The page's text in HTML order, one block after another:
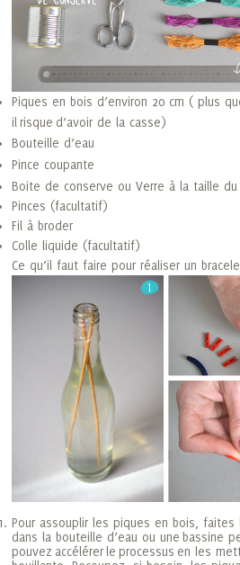
Piques en bois d’environ 20 cm ( plus
ilrisque d’avoir de la casse)
Bouteille d’eau
Pince coupante
Boite de conserve ou Verre à la taille
Pinces (facultatif)
Fil à broder
Colle liquide (facultatif)
Ce qu’il faut faire pour réaliser un
Pour assouplir les piques en bois,
dans la bouteille d’eau ou une bassine
pouvez accélérer le processus en les